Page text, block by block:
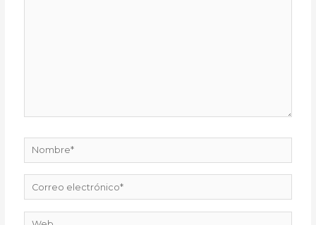
Nombre*
Correo
electrónico*
Web